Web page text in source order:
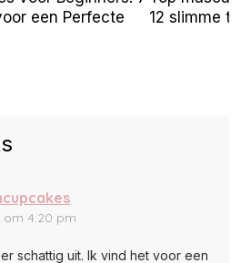
een Perfecte
12 slimme
om 4:20 pm
schattig uit. Ik vind het voor een